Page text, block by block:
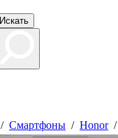
Искать
/ Смартфоны / Honor/